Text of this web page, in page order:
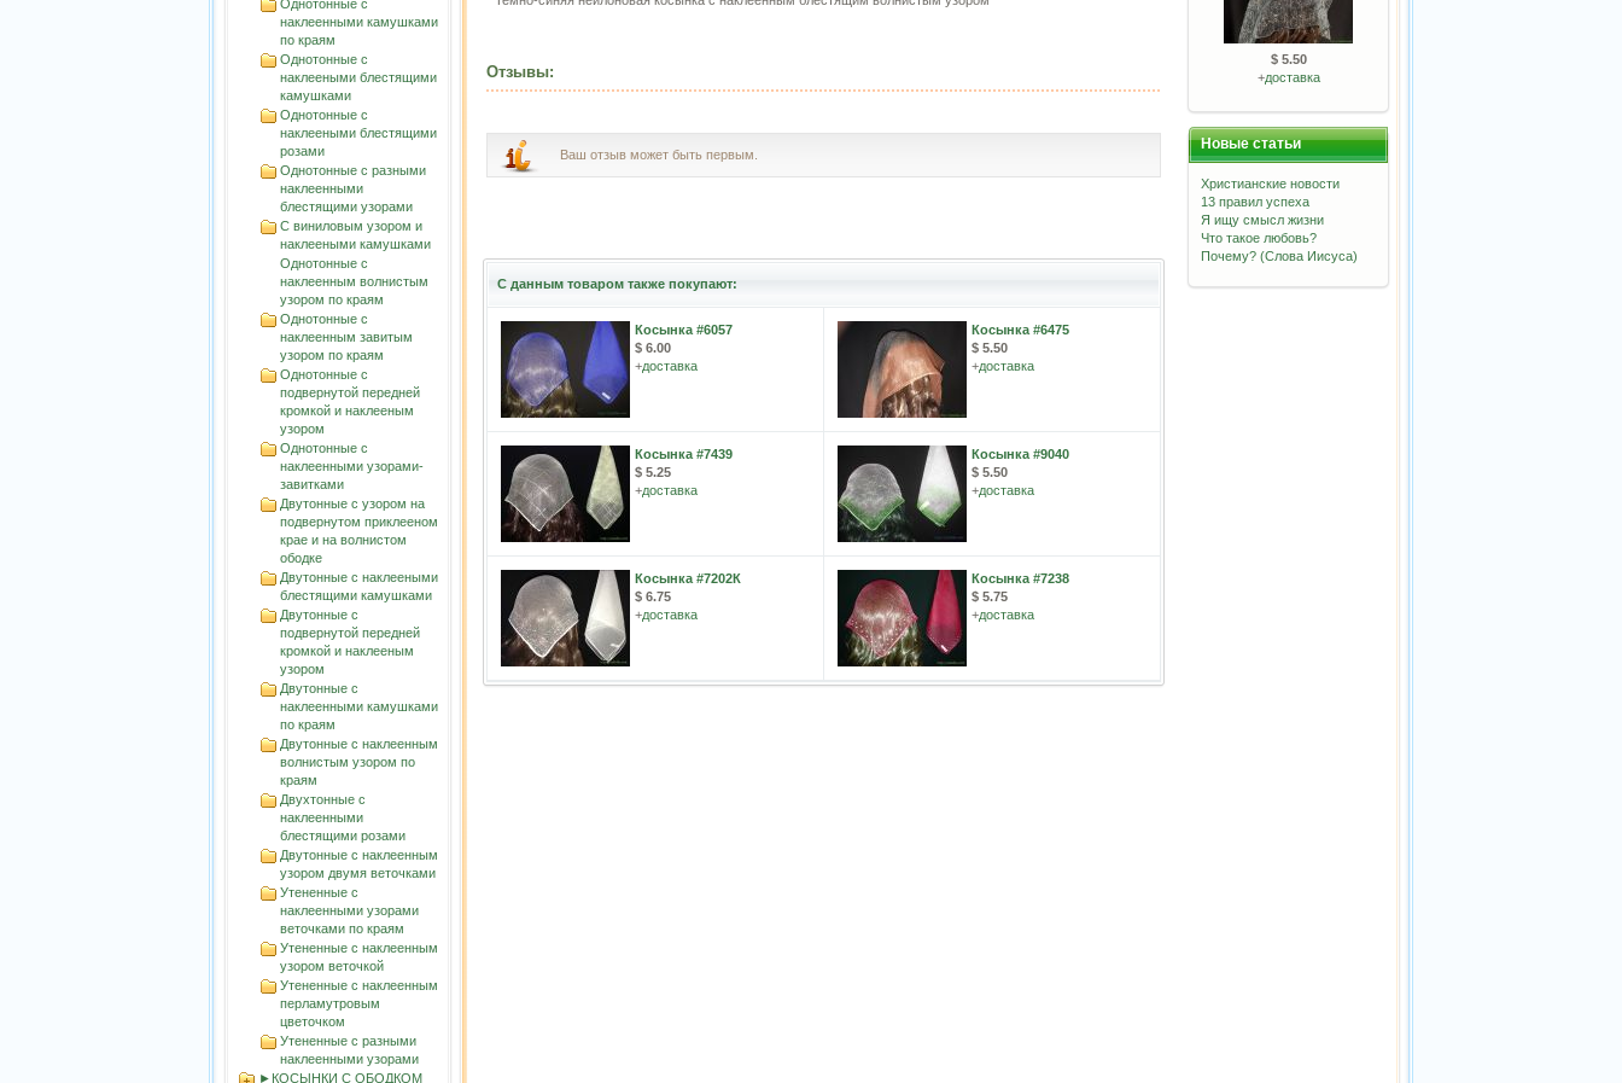
Однотонные с
наклеенными камушками
по краям
Однотонные с
наклееными блестящими
камушками
Однотонные с
наклееными блестящими
розами
Однотонные с разными
наклеенными
блестящими узорами
С виниловым узором и
наклееными камушками
Однотонные с
наклеенным волнистым
узорoм по краям
Однотонные с
наклеенным завитым
узорoм по краям
Однотонные с
подвернутой передней
кромкой и наклееным
узором
Однотонные с
наклеенными узорами-
завитками
Двутонные с узором на
подвернутом приклееном
крае и на волнистом
ободке
Двутонные с наклееными
блестящими камушками
Двутонные с
подвернутой передней
кромкой и наклееным
узором
Двутонные с
наклеенными камушками
по краям
Двутонные с наклеенным
волнистым узорoм по
краям
Двухтонные с
наклеенными
блестящими розами
Двутонные с наклеенным
узором двумя веточками
Утененные с
наклеенными узорами
веточками по краям
Утененные с наклеенным
узором веточкой
Утененные с наклеенным
перламутровым
цветочком
Утененные с разными
наклеенными узорами
►КОСЫНКИ С ОБОДКОМ
Отзывы:
Ваш отзыв может быть первым.
С данным товаром также покупают:
Косынка #6057
$ 6.00
+доставка
Косынка #6475
$ 5.50
+доставка
Косынка #7439
$ 5.25
+доставка
Косынка #9040
$ 5.50
+доставка
Косынка #7202К
$ 6.75
+доставка
Косынка #7238
$ 5.75
+доставка
$ 5.50
+доставка
Новые статьи
Христианские новости
13 правил успеха
Я ищу смысл жизни
Что такое любовь?
Почему? (Слова Иисуса)